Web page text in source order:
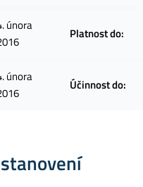
února
Platnost do:
února
Účinnost do: